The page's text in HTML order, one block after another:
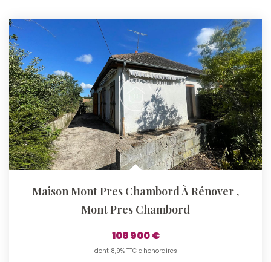
Maison Mont Pres Chambord À Rénover ,
Mont Pres Chambord
108 900 €
dont 8,9% TTC d'honoraires